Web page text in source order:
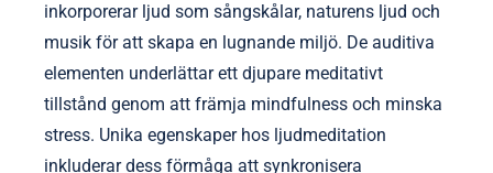
inkorporerar ljud som sångskålar, naturens ljud och
musik för att skapa en lugnande miljö. De auditiva
elementen underlättar ett djupare meditativt
tillstånd genom att främja mindfulness och minska
stress. Unika egenskaper hos ljudmeditation
inkluderar dess förmåga att synkronisera